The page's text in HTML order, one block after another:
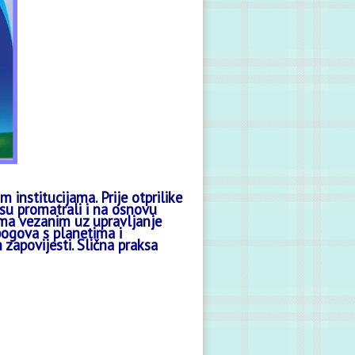
institucijama. Prije otprilike
promatrali i na osnovu
vezanim uz upravljanje
s planetima i
Slična praksa